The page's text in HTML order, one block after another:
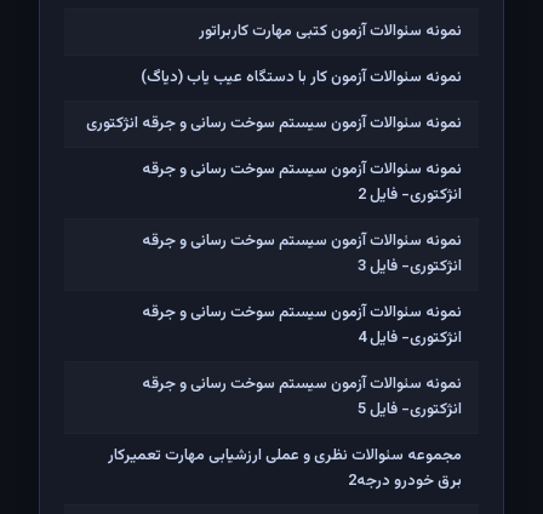
نمونه سئوالات آزمون کتبی مهارت کاربراتور
نمونه سئوالات آزمون کار با دستگاه عیب یاب (دیاگ)
نمونه سئوالات آزمون سیستم سوخت رسانی و جرقه انژکتوری
نمونه سئوالات آزمون سیستم سوخت رسانی و جرقه
انژکتوری- فایل 2
نمونه سئوالات آزمون سیستم سوخت رسانی و جرقه
انژکتوری- فایل 3
نمونه سئوالات آزمون سیستم سوخت رسانی و جرقه
انژکتوری- فایل 4
نمونه سئوالات آزمون سیستم سوخت رسانی و جرقه
انژکتوری- فایل 5
مجموعه سئوالات نظری و عملی ارزشیابی مهارت تعمیرکار
برق خودرو درجه2